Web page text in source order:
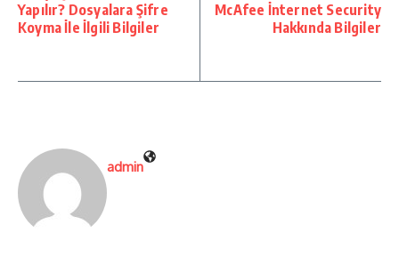
Yapılır? Dosyalara Şifre
Koyma İle İlgili Bilgiler
McAfee İnternet Security
Hakkında Bilgiler
admin